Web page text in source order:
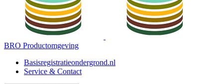
BRO Productomgeving
Basisregistratieondergrond.nl
Service & Contact